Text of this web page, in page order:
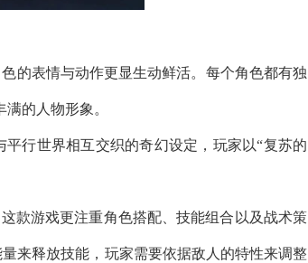
的表情与动作更显生动鲜活。每个角色都有独
的人物形象。
行世界相互交织的奇幻设定，玩家以“复苏的
款游戏更注重角色搭配、技能组合以及战术策
来释放技能，玩家需要依据敌人的特性来调整